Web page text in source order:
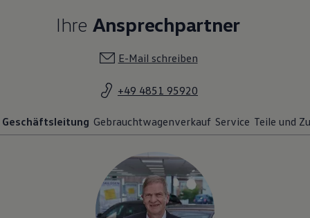
Ihre Ansprechpartner
E-Mail schreiben
+49 4851 95920
Geschäftsleitung Gebrauchtwagenverkauf Service Teile und